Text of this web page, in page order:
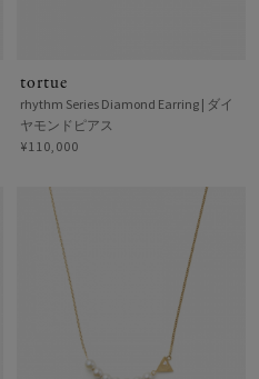
tortue
rhythm Series Diamond Earring | ダイ
ヤモンドピアス
¥110,000